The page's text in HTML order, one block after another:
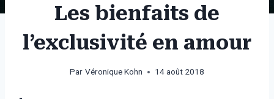
Les bienfaits de
l’exclusivité en amour
Par Véronique Kohn 14 août 2018